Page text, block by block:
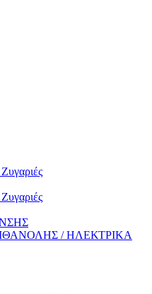
/ ΗΛΕΚΤΡΙΚΑ